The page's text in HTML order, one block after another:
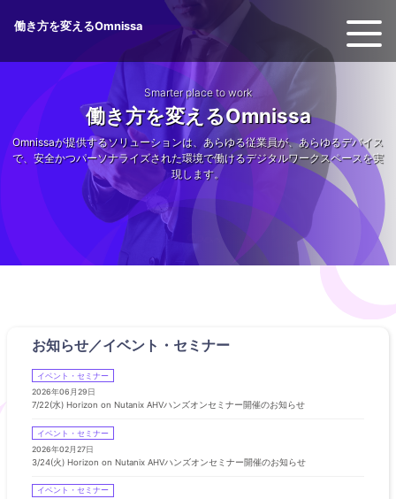
働き方を変えるOmnissa
Smarter place to work
働き方を変えるOmnissa
Omnissaが提供するソリューションは、あらゆる従業員が、あらゆるデバイス
で、安全かつパーソナライズされた環境で働けるデジタルワークスペースを実
現します。
お知らせ／イベント・セミナー
2026年06月29日
イベント・セミナー
7/22(水) Horizon on Nutanix AHVハンズオンセミナー開催のお知らせ
2026年02月27日
イベント・セミナー
3/24(火) Horizon on Nutanix AHVハンズオンセミナー開催のお知らせ
イベント・セミナー